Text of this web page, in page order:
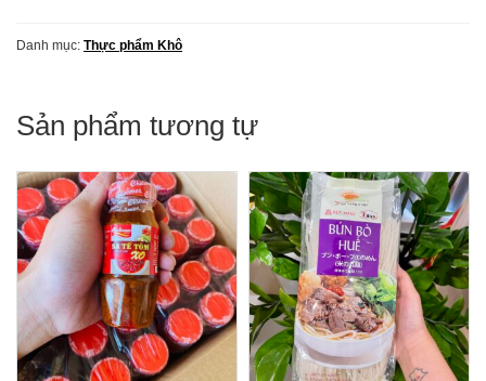
ト
ュ
ア
イ
số
lượng
Danh mục: Thực phẩm Khô
Sản phẩm tương tự